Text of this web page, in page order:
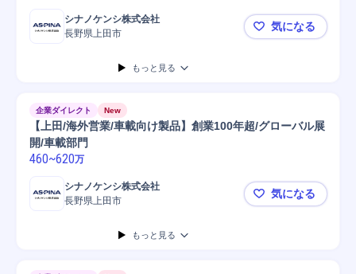
シナノケンシ株式会社
長野県上田市
【上田/生産
気になる
もっと見る
企業ダイレクト New
【上田/海外営業/車載向け製品】創業100年超/グローバル展
開/車載部門
460~620万
シナノケンシ株式会社
長野県上田市
【上田/海外
気になる
もっと見る